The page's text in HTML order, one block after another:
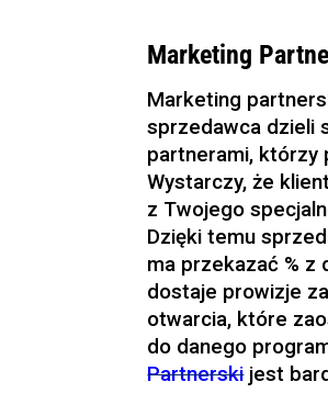
Marketing
Marketing
sprzedawca dzieli
partnerami, którzy
Wystarczy, że
z Twojego
Dzięki temu
ma przekazać % z
dostaje prowizje
otwarcia, które
do danego
Partnerskijest